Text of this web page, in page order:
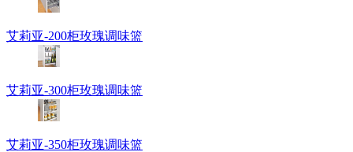
艾莉亚-200柜玫瑰调味篮
艾莉亚-300柜玫瑰调味篮
艾莉亚-350柜玫瑰调味篮